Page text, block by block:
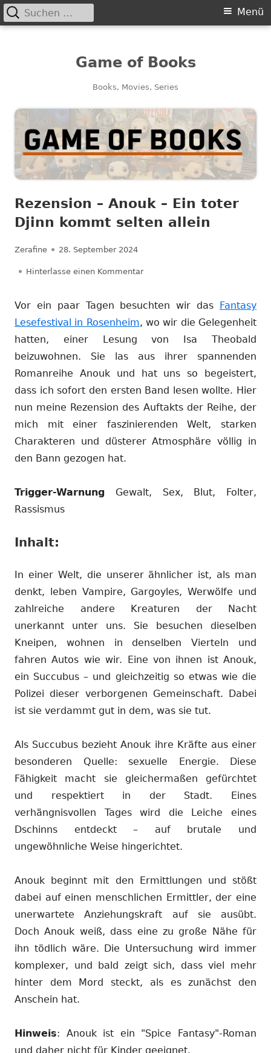
Game of Books
Books, Movies, Series
Primäres
Menü
Suchen
nach:
Rezension – Anouk – Ein toter
Djinn kommt selten allein
Autor
Zerafine Veröffentlicht
am
28. September 2024
Hinterlasse einen Kommentarzu Rezension – Anouk – Ein
Vor ein paar Tagen besuchten wir das Fantasy
Lesefestival in Rosenheim, wo wir die Gelegenheit
hatten, einer Lesung von Isa Theobald
beizuwohnen. Sie las aus ihrer spannenden
Romanreihe Anouk und hat uns so begeistert,
dass ich sofort den ersten Band lesen wollte. Hier
nun meine Rezension des Auftakts der Reihe, der
mich mit einer faszinierenden Welt, starken
Charakteren und düsterer Atmosphäre völlig in
den Bann gezogen hat.
Trigger-Warnung Gewalt, Sex, Blut, Folter,
Rassismus
Inhalt:
In einer Welt, die unserer ähnlicher ist, als man
denkt, leben Vampire, Gargoyles, Werwölfe und
zahlreiche andere Kreaturen der Nacht
unerkannt unter uns. Sie besuchen dieselben
Kneipen, wohnen in denselben Vierteln und
fahren Autos wie wir. Eine von ihnen ist Anouk,
ein Succubus – und gleichzeitig so etwas wie die
Polizei dieser verborgenen Gemeinschaft. Dabei
ist sie verdammt gut in dem, was sie tut.
Als Succubus bezieht Anouk ihre Kräfte aus einer
besonderen Quelle: sexuelle Energie. Diese
Fähigkeit macht sie gleichermaßen gefürchtet
und respektiert in der Stadt. Eines
verhängnisvollen Tages wird die Leiche eines
Dschinns entdeckt – auf brutale und
ungewöhnliche Weise hingerichtet.
Anouk beginnt mit den Ermittlungen und stößt
dabei auf einen menschlichen Ermittler, der eine
unerwartete Anziehungskraft auf sie ausübt.
Doch Anouk weiß, dass eine zu große Nähe für
ihn tödlich wäre. Die Untersuchung wird immer
komplexer, und bald zeigt sich, dass viel mehr
hinter dem Mord steckt, als es zunächst den
Anschein hat.
Hinweis: Anouk ist ein "Spice Fantasy"-Roman
und daher nicht für Kinder geeignet.